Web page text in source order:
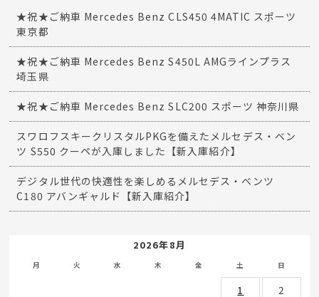
★祝★ご納車 Mercedes Benz CLS450 4MATIC スポーツ
東京都
★祝★ご納車 Mercedes Benz S450L AMGラインプラス
埼玉県
★祝★ご納車 Mercedes Benz SLC200 スポーツ 神奈川県
スワロフスキークリスタルPKGを備えたメルセデス・ベン
ツ S550 クーペが入庫しました【新入庫紹介】
デジタル世代の快適性を楽しめるメルセデス・ベンツ
C180 アバンギャルド【新入庫紹介】
2026年8月
月 火 水 木 金 土 日
1 2